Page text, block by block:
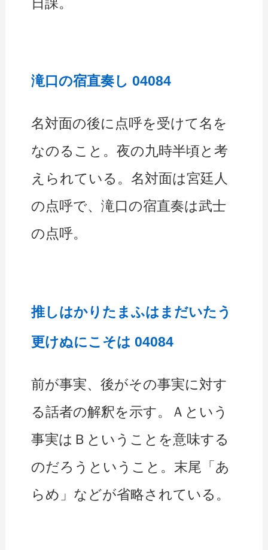
滝口の宿直奏し 04084
名対面の後に点呼を受けて名を
なのること。夜の九時半頃と考
えられている。名対面は宮廷人
の点呼で、滝口の宿直奏は武士
の点呼。
推しはかりたまふはまだいたう
更けぬにこそは 04084
前が事実、後がその事実に対す
る話者の解釈を示す。Ａという
事実はＢということを意味する
のだろうということ。末尾「あ
らめ」などが省略されている。